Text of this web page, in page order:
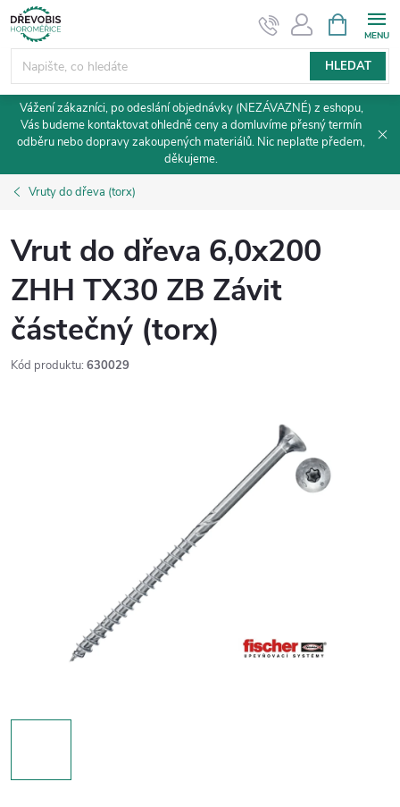
Přejít
na
obsah
HLEDAT
NÁKUPNÍ
KOŠÍK
Vážení zákazníci, po odeslání objednávky (NEZÁVAZNÉ) z eshopu,
Vás budeme kontaktovat ohledně ceny a domluvíme přesný termín
odběru nebo dopravy zakoupených materiálů. Nic neplaťte předem,
děkujeme.
Vruty do dřeva (torx)
Vrut do dřeva 6,0x200
ZHH TX30 ZB Závit
částečný (torx)
Kód produktu: 630029